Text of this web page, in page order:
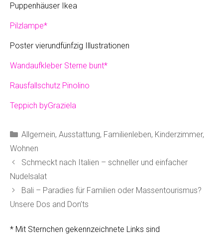
Puppenhäuser Ikea
Pilzlampe*
Poster vierundfünfzig Illustrationen
Wandaufkleber Sterne bunt*
Rausfallschutz Pinolino
Teppich byGraziela
Kategorien
Allgemein, Ausstattung, Familienleben, Kinderzimmer,
Wohnen
Schmeckt nach Italien – schneller und einfacher
Nudelsalat
Bali – Paradies für Familien oder Massentourismus?
Unsere Dos and Don’ts
* Mit Sternchen gekennzeichnete Links sind